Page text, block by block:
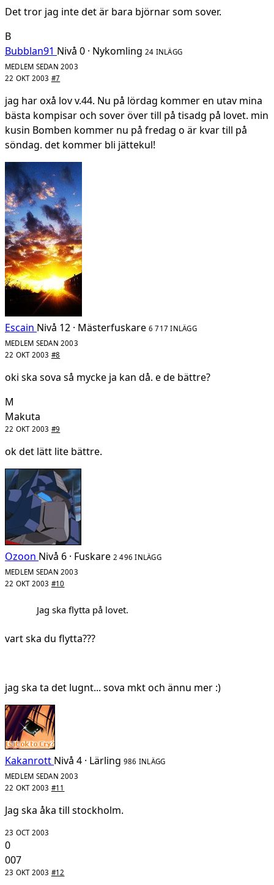
Det tror jag inte det är bara björnar som sover.
B
Bubblan91 Nivå 0 · Nykomling 24 INLÄGG
MEDLEM SEDAN 2003
22 OKT 2003 #7
jag har oxå lov v.44. Nu på lördag kommer en utav mina
bästa kompisar och sover över till på tisadg på lovet. min
kusin Bomben kommer nu på fredag o är kvar till på
söndag. det kommer bli jättekul!
Escain Nivå 12 · Mästerfuskare 6 717 INLÄGG
MEDLEM SEDAN 2003
22 OKT 2003 #8
oki ska sova så mycke ja kan då. e de bättre?
M
Makuta
22 OKT 2003 #9
ok det lätt lite bättre.
Ozoon Nivå 6 · Fuskare 2 496 INLÄGG
MEDLEM SEDAN 2003
22 OKT 2003 #10
Jag ska flytta på lovet.
vart ska du flytta???
jag ska ta det lugnt... sova mkt och ännu mer :)
Kakanrott Nivå 4 · Lärling 986 INLÄGG
MEDLEM SEDAN 2003
22 OKT 2003 #11
Jag ska åka till stockholm.
23 OCT 2003
0
007
23 OKT 2003 #12